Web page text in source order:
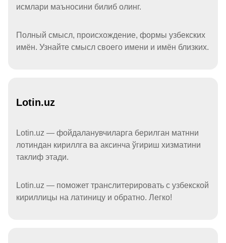
исмлари маъносини билиб олинг.
Полный смысл, происхождение, формы узбекских
имён. Узнайте смысл своего имени и имён близких.
Lotin.uz
Lotin.uz — фойдаланувчиларга берилган матнни
лотиндан кириллга ва аксинча ўгириш хизматини
таклиф этади.
Lotin.uz — поможет транслитерировать с узбекской
кириллицы на латиницу и обратно. Легко!